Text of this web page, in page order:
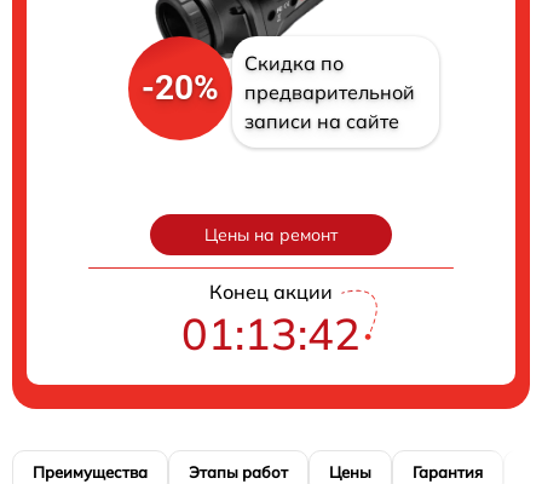
-20%
Скидка по
предварительной
записи на сайте
Цены на ремонт
Конец акции
01:13:41
Преимущества Этапы работ Цены Гарантия